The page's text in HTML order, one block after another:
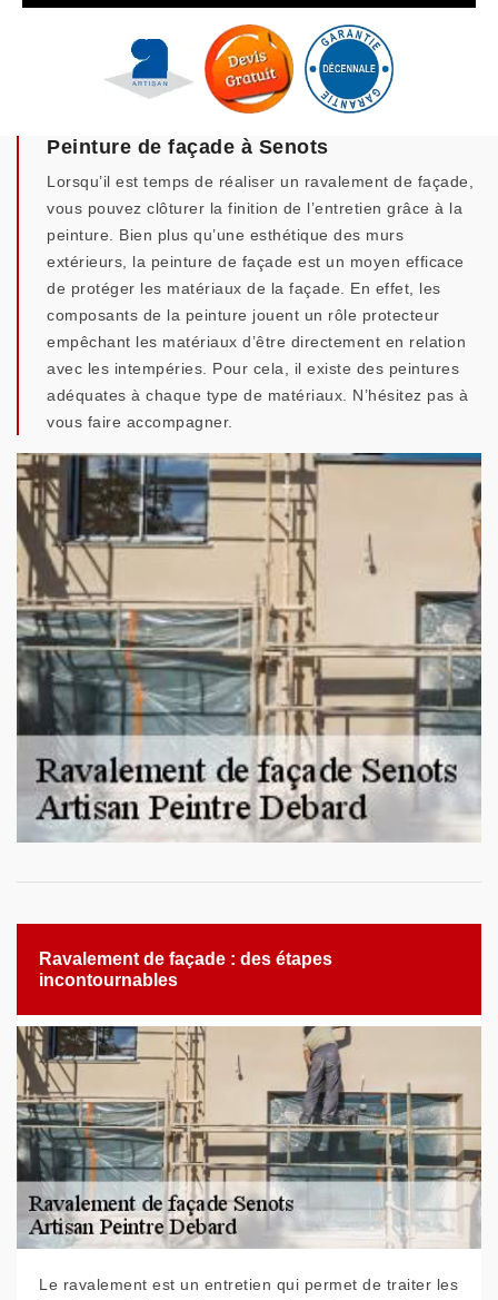
Peinture de façade à Senots
Lorsqu’il est temps de réaliser un ravalement de façade,
vous pouvez clôturer la finition de l’entretien grâce à la
peinture. Bien plus qu’une esthétique des murs
extérieurs, la peinture de façade est un moyen efficace
de protéger les matériaux de la façade. En effet, les
composants de la peinture jouent un rôle protecteur
empêchant les matériaux d’être directement en relation
avec les intempéries. Pour cela, il existe des peintures
adéquates à chaque type de matériaux. N’hésitez pas à
vous faire accompagner.
Ravalement de façade : des étapes
incontournables
Le ravalement est un entretien qui permet de traiter les